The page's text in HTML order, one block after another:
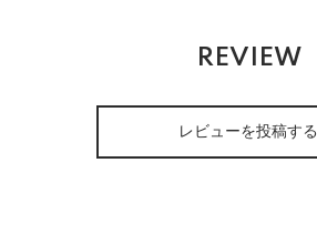
REVIEW
レビューを投稿する